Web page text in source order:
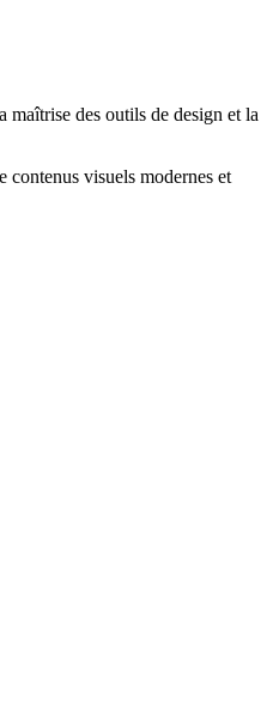
maîtrise des outils de design et la
contenus visuels modernes et